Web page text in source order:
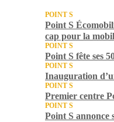
POINT S
Point S
cap pour la
POINT S
Point S fête ses
POINT S
Inauguration
POINT S
Premier centre
POINT S
Point S annonce